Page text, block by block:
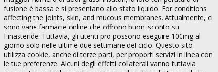
fusione è bassa e si presentano allo stato liquido. For conditions
affecting the joints, skin, and mucous membranes. Attualmente, ci
sono varie farmacie online che offrono buoni sconto su
Finasteride. Tuttavia, gli utenti pro possono eseguire 100mg al
giorno solo nelle ultime due settimane del ciclo. Questo sito
utilizza cookie, anche di terze parti, per proporti servizi in linea con
le tue preferenze. Alcuni degli effetti collaterali vanno tuttavia